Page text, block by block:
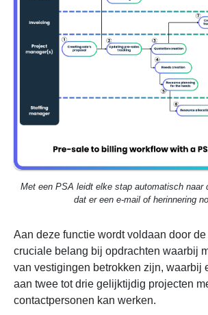
Met een PSA leidt elke stap automatisch naar
dat er een e-mail of herinnering
Aan deze functie wordt voldaan door
cruciale belang bij opdrachten waarbij
van vestigingen betrokken zijn, waarbij
aan twee tot drie gelijktijdig projecten
contactpersonen kan werken.